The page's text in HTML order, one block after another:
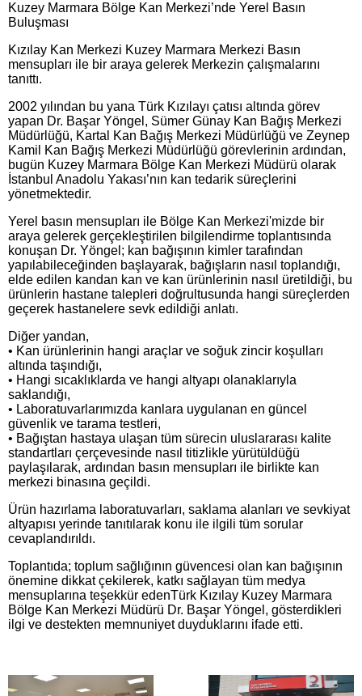
Kuzey Marmara Bölge Kan Merkezi’nde Yerel Basın
Buluşması
Kızılay Kan Merkezi Kuzey Marmara Merkezi Basın
mensupları ile bir araya gelerek Merkezin çalışmalarını
tanıttı.
2002 yılından bu yana Türk Kızılayı çatısı altında görev
yapan Dr. Başar Yöngel, Sümer Günay Kan Bağış Merkezi
Müdürlüğü, Kartal Kan Bağış Merkezi Müdürlüğü ve Zeynep
Kamil Kan Bağış Merkezi Müdürlüğü görevlerinin ardından,
bugün Kuzey Marmara Bölge Kan Merkezi Müdürü olarak
İstanbul Anadolu Yakası’nın kan tedarik süreçlerini
yönetmektedir.
Yerel basın mensupları ile Bölge Kan Merkezi'mizde bir
araya gelerek gerçekleştirilen bilgilendirme toplantısında
konuşan Dr. Yöngel; kan bağışının kimler tarafından
yapılabileceğinden başlayarak, bağışların nasıl toplandığı,
elde edilen kandan kan ve kan ürünlerinin nasıl üretildiği, bu
ürünlerin hastane talepleri doğrultusunda hangi süreçlerden
geçerek hastanelere sevk edildiği anlatı.
Diğer yandan,
• Kan ürünlerinin hangi araçlar ve soğuk zincir koşulları
altında taşındığı,
• Hangi sıcaklıklarda ve hangi altyapı olanaklarıyla
saklandığı,
• Laboratuvarlarımızda kanlara uygulanan en güncel
güvenlik ve tarama testleri,
• Bağıştan hastaya ulaşan tüm sürecin uluslararası kalite
standartları çerçevesinde nasıl titizlikle yürütüldüğü
paylaşılarak, ardından basın mensupları ile birlikte kan
merkezi binasına geçildi.
Ürün hazırlama laboratuvarları, saklama alanları ve sevkiyat
altyapısı yerinde tanıtılarak konu ile ilgili tüm sorular
cevaplandırıldı.
Toplantıda; toplum sağlığının güvencesi olan kan bağışının
önemine dikkat çekilerek, katkı sağlayan tüm medya
mensuplarına teşekkür edenTürk Kızılay Kuzey Marmara
Bölge Kan Merkezi Müdürü Dr. Başar Yöngel, gösterdikleri
ilgi ve destekten memnuniyet duyduklarını ifade etti.